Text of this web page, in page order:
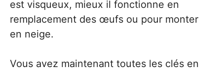
est visqueux, mieux il fonctionne en
remplacement des œufs ou pour monter
en neige.
Vous avez maintenant toutes les clés en